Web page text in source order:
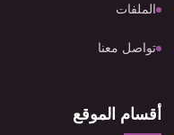
الملفات
تواصل معنا
أقسام الموقع